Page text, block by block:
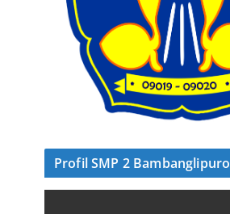
Profil SMP 2 Bambanglipuro